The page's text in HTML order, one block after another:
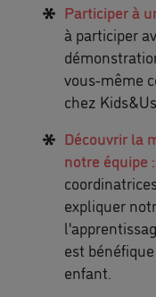
Participer à
à participer
vous-même
chez Kids&Us.
Découvrir la
notre équipe :
expliquer
est
enfant.